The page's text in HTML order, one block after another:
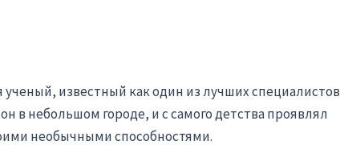
известный как один из лучших специалистов
в небольшом городе, и с самого детства проявлял
необычными способностями.